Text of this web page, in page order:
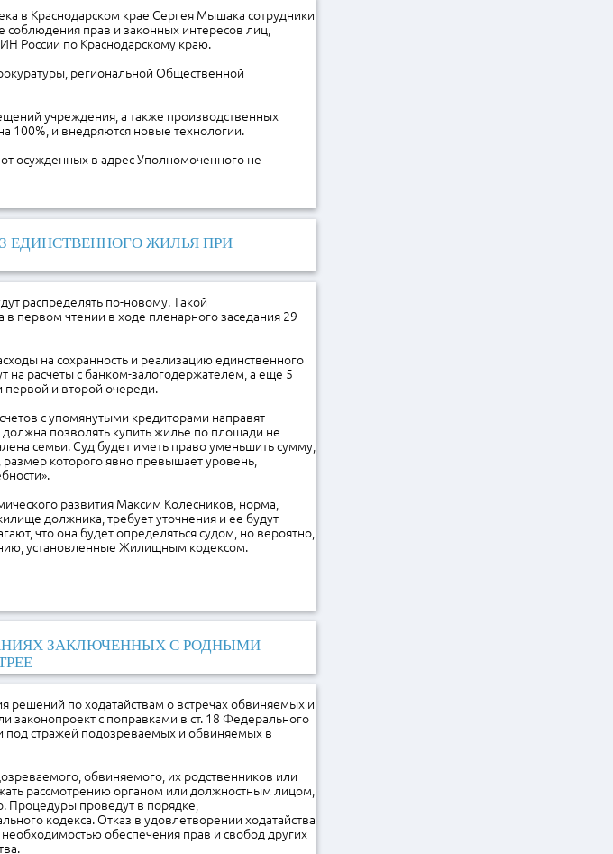
в Краснодарском крае Сергея Мышака сотрудники
соблюдения прав и законных интересов лиц,
России по Краснодарскому краю.
региональной Общественной
учреждения, а также производственных
100%, и внедряются новые технологии.
осужденных в адрес Уполномоченного не
ЕДИНСТВЕННОГО ЖИЛЬЯ ПРИ
распределять по-новому. Такой
первом чтении в ходе пленарного заседания 29
на сохранность и реализацию единственного
на расчеты с банком-залогодержателем, а еще 5
и второй очереди.
с упомянутыми кредиторами направят
позволять купить жилье по площади не
семьи. Суд будет иметь право уменьшить сумму,
размер которого явно превышает уровень,
развития Максим Колесников, норма,
должника, требует уточнения и ее будут
что она будет определяться судом, но вероятно,
установленные Жилищным кодексом.
ЗАКЛЮЧЕННЫХ С РОДНЫМИ
решений по ходатайствам о встречах обвиняемых и
законопроект с поправками в ст. 18 Федерального
стражей подозреваемых и обвиняемых в
обвиняемого, их родственников или
рассмотрению органом или должностным лицом,
Процедуры проведут в порядке,
кодекса. Отказ в удовлетворении ходатайства
обеспечения прав и свобод других